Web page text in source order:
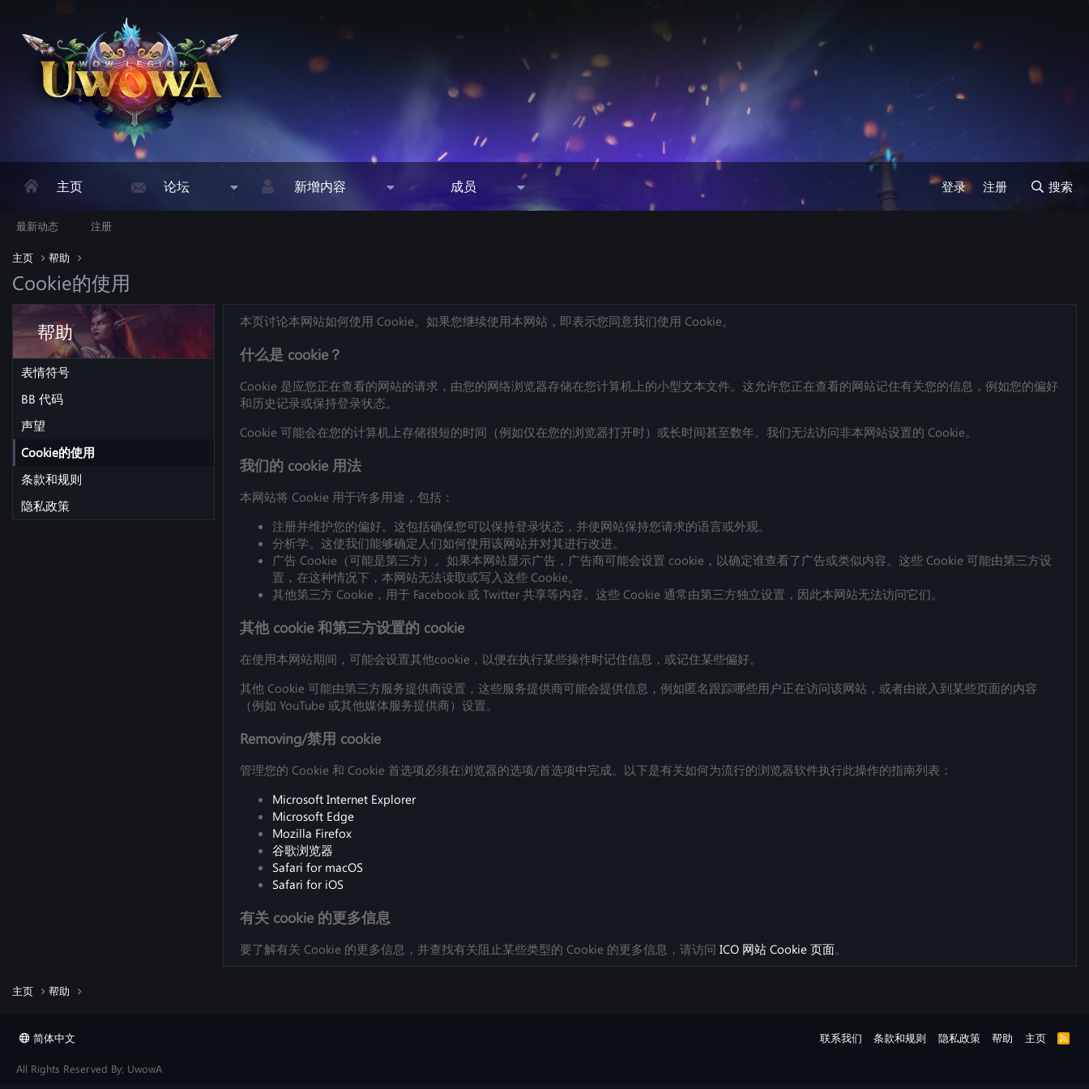
主页 论坛 新增内容 成员 登录 注册 搜索
最新动态 注册
主页 帮助
Cookie的使用
帮助
表情符号
BB 代码
声望
Cookie的使用
条款和规则
隐私政策
本页讨论本网站如何使用 Cookie。如果您继续使用本网站，即表示您同意我们使用 Cookie。
什么是 cookie？
Cookie 是应您正在查看的网站的请求，由您的网络浏览器存储在您计算机上的小型文本文件。这允许您正在查看的网站记住有关您的信息，例如您的偏好
和历史记录或保持登录状态。
Cookie 可能会在您的计算机上存储很短的时间（例如仅在您的浏览器打开时）或长时间甚至数年。我们无法访问非本网站设置的 Cookie。
我们的 cookie 用法
本网站将 Cookie 用于许多用途，包括：
注册并维护您的偏好。这包括确保您可以保持登录状态，并使网站保持您请求的语言或外观。
分析学。这使我们能够确定人们如何使用该网站并对其进行改进。
广告 Cookie（可能是第三方）。如果本网站显示广告，广告商可能会设置 cookie，以确定谁查看了广告或类似内容。这些 Cookie 可能由第三方设
置，在这种情况下，本网站无法读取或写入这些 Cookie。
其他第三方 Cookie，用于 Facebook 或 Twitter 共享等内容。这些 Cookie 通常由第三方独立设置，因此本网站无法访问它们。
其他 cookie 和第三方设置的 cookie
在使用本网站期间，可能会设置其他cookie，以便在执行某些操作时记住信息，或记住某些偏好。
其他 Cookie 可能由第三方服务提供商设置，这些服务提供商可能会提供信息，例如匿名跟踪哪些用户正在访问该网站，或者由嵌入到某些页面的内容
（例如 YouTube 或其他媒体服务提供商）设置。
Removing/禁用 cookie
管理您的 Cookie 和 Cookie 首选项必须在浏览器的选项/首选项中完成。以下是有关如何为流行的浏览器软件执行此操作的指南列表：
Microsoft Internet Explorer
Microsoft Edge
Mozilla Firefox
谷歌浏览器
Safari for macOS
Safari for iOS
有关 cookie 的更多信息
要了解有关 Cookie 的更多信息，并查找有关阻止某些类型的 Cookie 的更多信息，请访问 ICO 网站 Cookie 页面。
主页 帮助
简体中文 联系我们 条款和规则 隐私政策 帮助 主页
R
All Rights Reserved By: UwowA